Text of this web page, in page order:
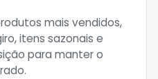
mais vendidos,
itens sazonais e
para manter o